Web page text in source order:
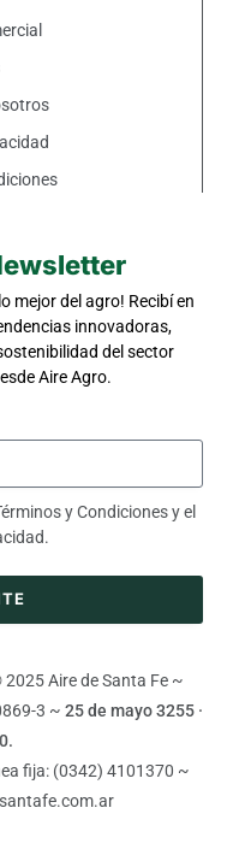
mejor del agro! Recibí en
innovadoras,
del sector
Aire Agro.
y Condicionesy el
.
Aire de Santa Fe ~
3 ~ 25 de mayo 3255 ·
fija: (0342) 4101370 ~